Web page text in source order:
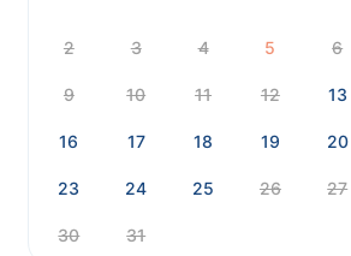
2 3 4 5 6
9 10 11 12 13
16 17 18 19 20
23 24 25 26 27
30 31